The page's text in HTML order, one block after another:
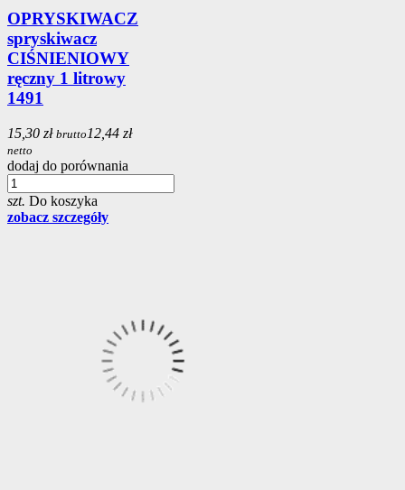
OPRYSKIWACZ
spryskiwacz
CIŚNIENIOWY
ręczny 1 litrowy
1491
15,30 zł brutto 12,44 zł
netto
dodaj do porównania
szt. Do koszyka
zobacz szczegóły